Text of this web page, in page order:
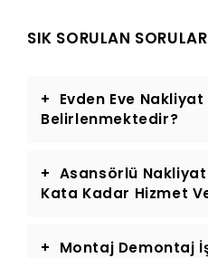
SIK SORULAN SORULAR
Evden Eve
Belirlenmektedir?
Asansörlü Nakliyat
Kata Kadar Hizmet
Montaj Demontaj